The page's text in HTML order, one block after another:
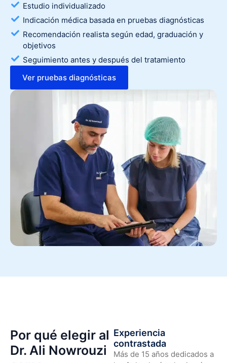
Estudio individualizado
Indicación médica basada en pruebas diagnósticas
Recomendación realista según edad, graduación y
objetivos
Seguimiento antes y después del tratamiento
Ver pruebas diagnósticas
Por qué elegir al
Dr. Ali Nowrouzi
Experiencia
contrastada
Más de 15 años dedicados a